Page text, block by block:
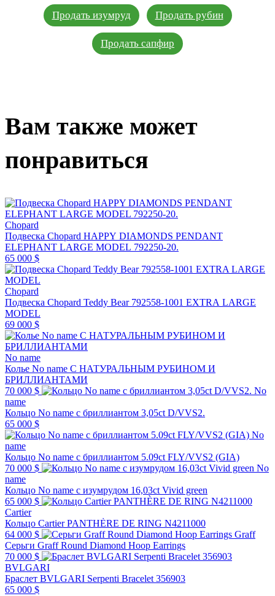
Продать изумруд Продать рубин
Продать сапфир
Вам также может
понравиться
Chopard
Подвеска Chopard HAPPY DIAMONDS PENDANT
ELEPHANT LARGE MODEL 792250-20.
65 000 $
Chopard
Подвеска Chopard Teddy Bear 792558-1001 EXTRA LARGE
MODEL
69 000 $
No name
Колье No name С НАТУРАЛЬНЫМ РУБИНОМ И
БРИЛЛИАНТАМИ
70 000 $
No
name
Кольцо No name с бриллиантом 3,05ct D/VVS2.
65 000 $
No
name
Кольцо No name с бриллиантом 5.09ct FLY/VVS2 (GIA)
70 000 $
No
name
Кольцо No name с изумрудом 16,03ct Vivid green
65 000 $
Cartier
Кольцо Cartier PANTHÈRE DE RING N4211000
64 000 $
Graff
Серьги Graff Round Diamond Hoop Earrings
70 000 $
BVLGARI
Браслет BVLGARI Serpenti Bracelet 356903
65 000 $